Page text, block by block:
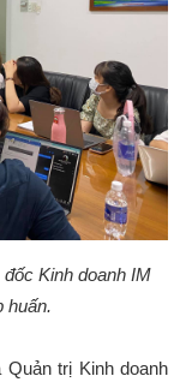
Kinh doanh IM
huấn.
trị Kinh doanh